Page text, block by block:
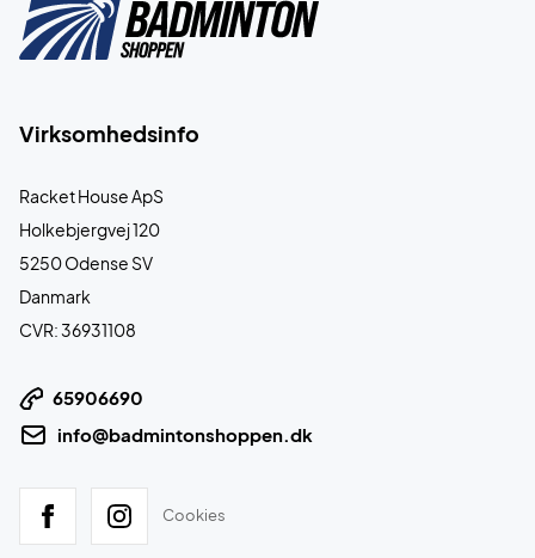
Virksomhedsinfo
Racket House ApS
Holkebjergvej 120
5250 Odense SV
Danmark
CVR: 36931108
65906690
info@badmintonshoppen.dk
Cookies